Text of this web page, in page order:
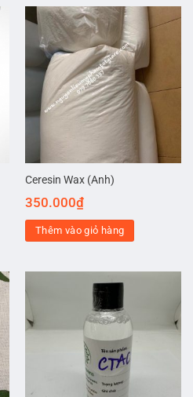
Ceresin Wax (Anh)
350.000₫
Thêm vào giỏ hàng